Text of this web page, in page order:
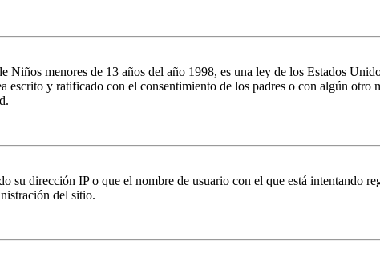
menores de 13 años del año 1998, es una ley de los Estados
escrito y ratificado con el consentimiento de los padres o con algún
su dirección IP o que el nombre de usuario con el que está intentando
del sitio.